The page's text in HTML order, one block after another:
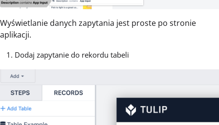
Wyświetlanie danych zapytania jest proste po stronie
aplikacji.
Dodaj zapytanie do rekordu tabeli